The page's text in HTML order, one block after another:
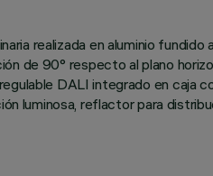
realizada en aluminio
de 90° respecto al plano
DALI integrado en caja
luminosa, reflactor para